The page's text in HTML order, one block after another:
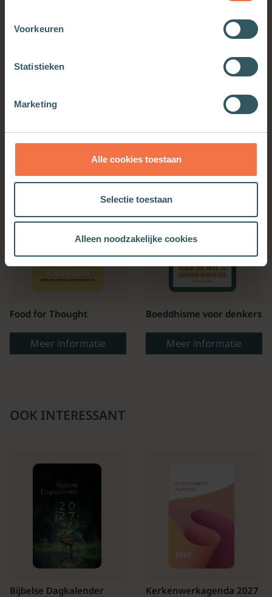
Voorkeuren
Statistieken
Marketing
Alle cookies toestaan
Selectie toestaan
Alleen noodzakelijke cookies
De andere afslag
Meer informatie Meer informatie
Food for Thought
Meer informatie
Boeddhisme voor denkers
Meer informatie
OOK INTERESSANT
Bijbelse Dagkalender
Kerkenwerkagenda 2027